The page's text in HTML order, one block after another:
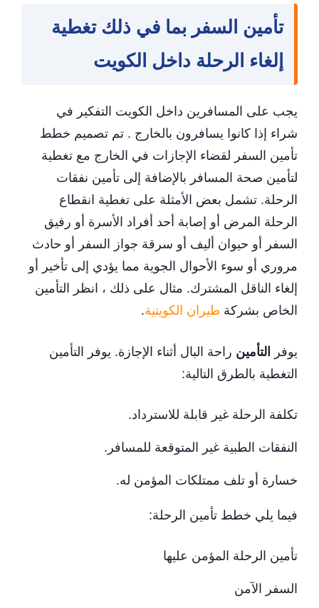
تأمين السفر بما في ذلك تغطية
إلغاء الرحلة داخل الكويت
يجب على المسافرين داخل الكويت التفكير في
شراء إذا كانوا يسافرون بالخارج . تم تصميم خطط
تأمين السفر لقضاء الإجازات في الخارج مع تغطية
لتأمين صحة المسافر بالإضافة إلى تأمين نفقات
الرحلة. تشمل بعض الأمثلة على تغطية انقطاع
الرحلة المرض أو إصابة أحد أفراد الأسرة أو رفيق
السفر أو حيوان أليف أو سرقة جواز السفر أو حادث
مروري أو سوء الأحوال الجوية مما يؤدي إلى تأخير أو
إلغاء الناقل المشترك. مثال على ذلك ، انظر التأمين
الخاص بشركة طيران الكويتية.
يوفر التأمين راحة البال أثناء الإجازة. يوفر التأمين
التغطية بالطرق التالية:
تكلفة الرحلة غير قابلة للاسترداد.
النفقات الطبية غير المتوقعة للمسافر.
خسارة أو تلف ممتلكات المؤمن له.
فيما يلي خطط تأمين الرحلة:
تأمين الرحلة المؤمن عليها
السفر الآمن